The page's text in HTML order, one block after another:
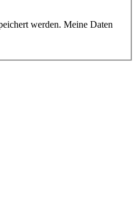
werden. Meine Daten